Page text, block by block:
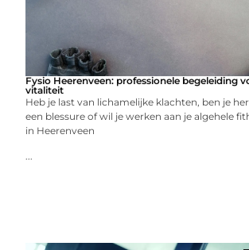
Fysio Heerenveen: professionele begeleiding
vitaliteit
Heb je last van lichamelijke klachten, ben je
een blessure of wil je werken aan je algehele
in Heerenveen
...